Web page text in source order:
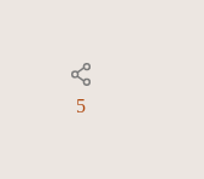
BY 3.0 TW +)
5